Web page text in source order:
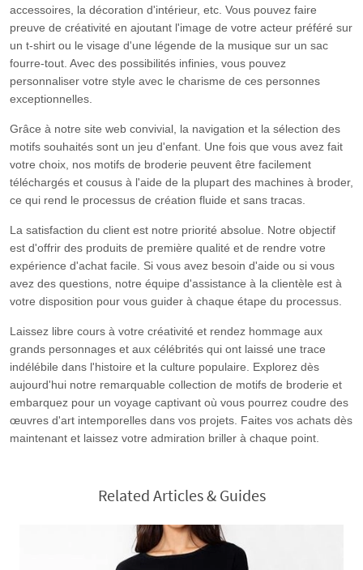
accessoires, la décoration d'intérieur, etc. Vous pouvez faire
preuve de créativité en ajoutant l'image de votre acteur préféré sur
un t-shirt ou le visage d'une légende de la musique sur un sac
fourre-tout. Avec des possibilités infinies, vous pouvez
personnaliser votre style avec le charisme de ces personnes
exceptionnelles.
Grâce à notre site web convivial, la navigation et la sélection des
motifs souhaités sont un jeu d'enfant. Une fois que vous avez fait
votre choix, nos motifs de broderie peuvent être facilement
téléchargés et cousus à l'aide de la plupart des machines à broder,
ce qui rend le processus de création fluide et sans tracas.
La satisfaction du client est notre priorité absolue. Notre objectif
est d'offrir des produits de première qualité et de rendre votre
expérience d'achat facile. Si vous avez besoin d'aide ou si vous
avez des questions, notre équipe d'assistance à la clientèle est à
votre disposition pour vous guider à chaque étape du processus.
Laissez libre cours à votre créativité et rendez hommage aux
grands personnages et aux célébrités qui ont laissé une trace
indélébile dans l'histoire et la culture populaire. Explorez dès
aujourd'hui notre remarquable collection de motifs de broderie et
embarquez pour un voyage captivant où vous pourrez coudre des
œuvres d'art intemporelles dans vos projets. Faites vos achats dès
maintenant et laissez votre admiration briller à chaque point.
Related Articles & Guides